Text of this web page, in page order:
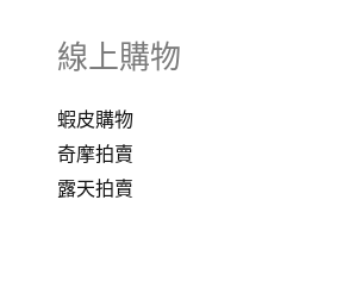
線上購物
蝦皮購物
奇摩拍賣
露天拍賣